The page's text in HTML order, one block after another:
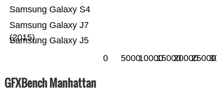
Samsung Galaxy J5
Samsung Galaxy J7
(2015)
Samsung Galaxy S4
0 500010000150002000025000
GFXBench Manhattan